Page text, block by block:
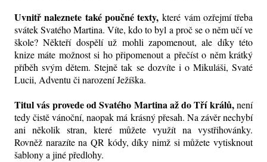
Uvnitř naleznete také poučné texty, které vám ozřejmí třeba
svátek Svatého Martina. Víte, kdo to byl a proč se o něm učí ve
škole? Někteří dospělí už mohli zapomenout, ale díky této
knize máte možnost si ho připomenout a přečíst o něm krátký
příběh svým dětem. Stejně tak se dozvíte i o Mikuláši, Svaté
Lucii, Adventu či narození Ježíška.
Titul vás provede od Svatého Martina až do Tří králů,není
tedy čistě vánoční, naopak má krásný přesah. Na závěr nechybí
ani několik stran, které můžete využít na vystřihovánky.
Rovněž narazíte na QR kódy, díky nimž si můžete vytisknout
šablony a jiné předlohy.